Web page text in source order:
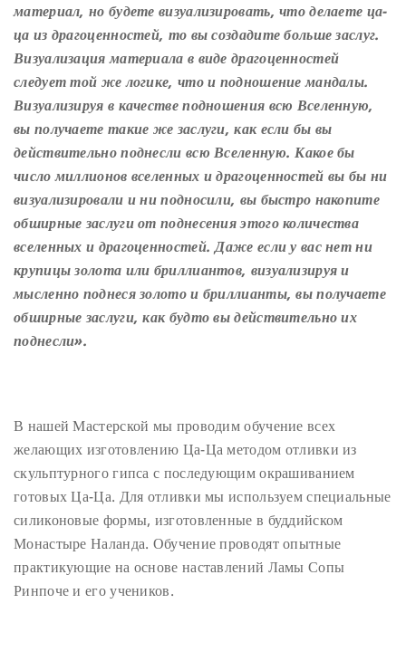
материал, но будете визуализировать, что делаете ца-
ца из драгоценностей, то вы создадите больше заслуг.
Визуализация материала в виде драгоценностей
следует той же логике, что и подношение мандалы.
Визуализируя в качестве подношения всю Вселенную,
вы получаете такие же заслуги, как если бы вы
действительно поднесли всю Вселенную. Какое бы
число миллионов вселенных и драгоценностей вы бы ни
визуализировали и ни подносили, вы быстро накопите
обширные заслуги от поднесения этого количества
вселенных и драгоценностей. Даже если у вас нет ни
крупицы золота или бриллиантов, визуализируя и
мысленно поднеся золото и бриллианты, вы получаете
обширные заслуги, как будто вы действительно их
поднесли».
В нашей Мастерской мы проводим обучение всех
желающих изготовлению Ца-Ца методом отливки из
скульптурного гипса с последующим окрашиванием
готовых Ца-Ца. Для отливки мы используем специальные
силиконовые формы, изготовленные в буддийском
Монастыре Наланда. Обучение проводят опытные
практикующие на основе наставлений Ламы Сопы
Ринпоче и его учеников.